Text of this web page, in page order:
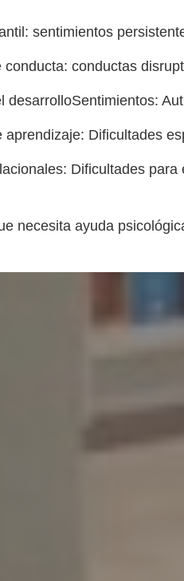
sentimientos
conducta: conductas
desarrolloSentimientos:
aprendizaje: Dificultades
Dificultades
necesita ayuda